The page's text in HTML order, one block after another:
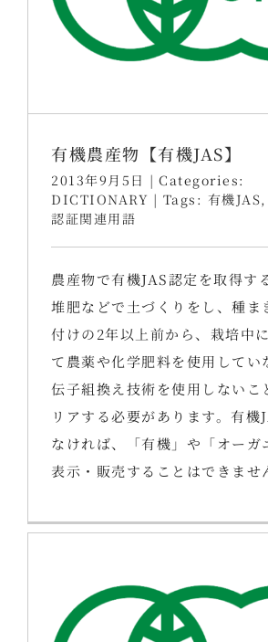
有機農産物【有機JAS】
2013年9月5日 | Categories:
DICTIONARY | Tags: 有機JAS,
認証関連用語
農産物で有機JAS認定を取得す
堆肥などで土づくりをし、種ま
付けの2年以上前から、栽培中
て農薬や化学肥料を使用してい
伝子組換え技術を使用しないこ
リアする必要があります。有機
なければ、「有機」や「オーガ
表示・販売することはできませ